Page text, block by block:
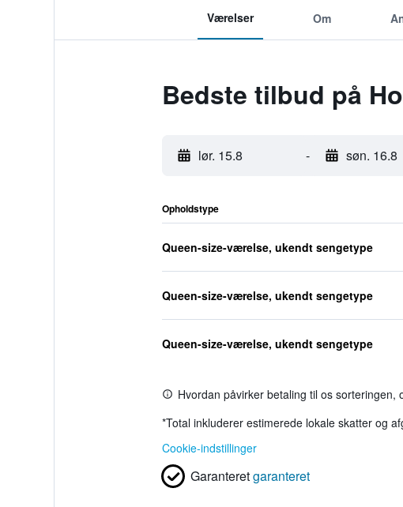
Værelser Om
Bedste tilbud på
lør. 15.8 - søn. 16.8
Opholdstype
Queen-size-værelse, ukendt sengetype
Queen-size-værelse, ukendt sengetype
Queen-size-værelse, ukendt sengetype
Hvordan påvirker betaling til os
*Total inkluderer estimerede lokale skatter og
Cookie-indstillinger
Garanteretgaranteret